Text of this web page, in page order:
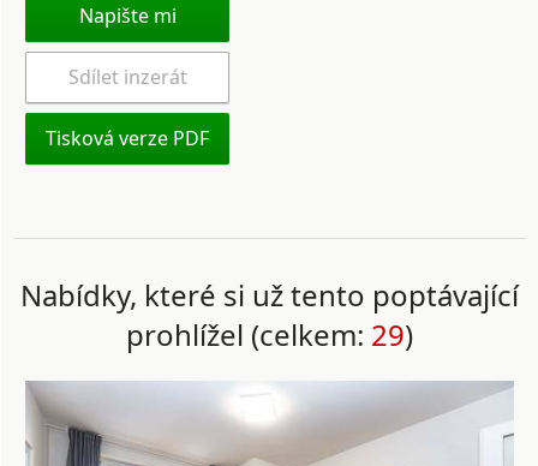
Napište mi
Sdílet inzerát
Tisková verze PDF
Nabídky, které si už tento poptávající
prohlížel (celkem: 29)